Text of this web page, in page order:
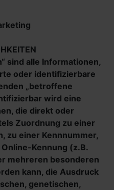
sind alle Informationen,
oder identifizierbare
„betroffene
wird eine
die direkt oder
Zuordnung zu einer
zu einer Kennnummer,
Kennung (z.B.
mehreren besonderen
kann, die Ausdruck
genetischen,